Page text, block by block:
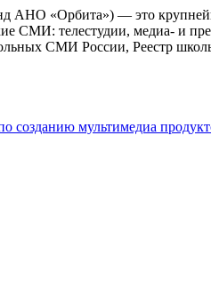
АНО «Орбита») — это
СМИ: телестудии, медиа- и
СМИ России, Реестр
созданию мультимедиа